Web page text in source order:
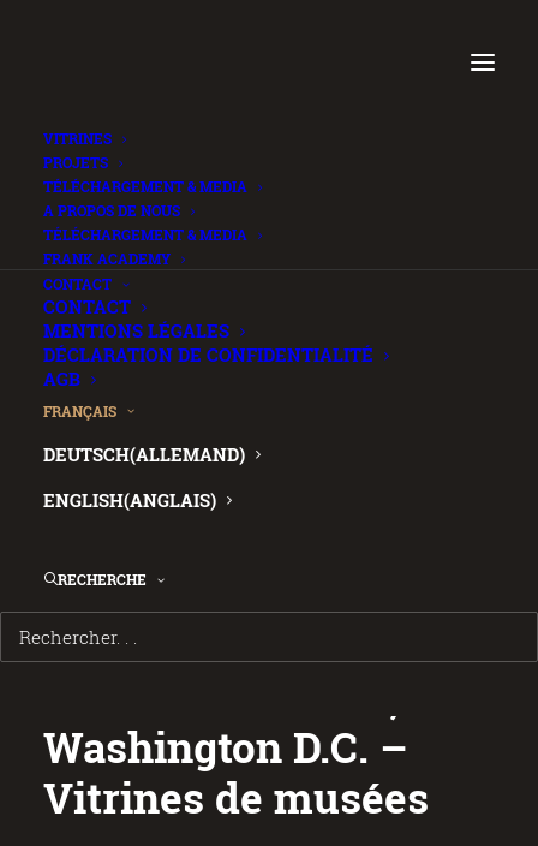
VITRINES
PROJETS
TÉLÉCHARGEMENT & MEDIA
A PROPOS DE NOUS
TÉLÉCHARGEMENT & MEDIA
FRANK ACADEMY
.CONTACT
CONTACT
MENTIONS LÉGALES
DÉCLARATION DE CONFIDENTIALITÉ
AGB
FRANÇAIS
DEUTSCH(ALLEMAND)
ENGLISH(ANGLAIS)
RECHERCHE
Washington D.C. –
Vitrines de musées